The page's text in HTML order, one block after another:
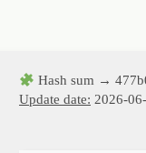
Hash sum →
Update date: 2026-